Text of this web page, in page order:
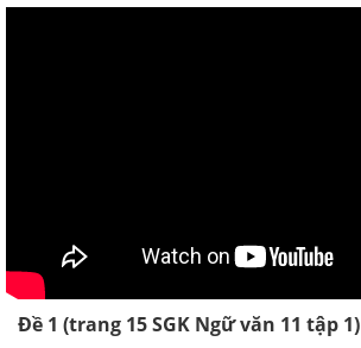
Đề 1 (trang 15 SGK Ngữ văn 11 tập 1)